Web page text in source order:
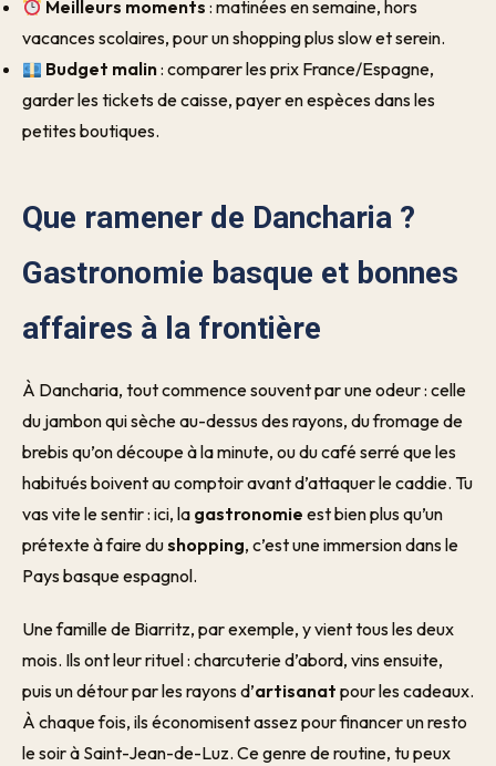
Meilleurs moments : matinées en semaine, hors
vacances scolaires, pour un shopping plus slow et serein.
Budget malin: comparer les prix France/Espagne,
garder les tickets de caisse, payer en espèces dans les
petites boutiques.
Que ramener de Dancharia ?
Gastronomie basque et bonnes
affaires à la frontière
À Dancharia, tout commence souvent par une odeur : celle
du jambon qui sèche au-dessus des rayons, du fromage de
brebis qu’on découpe à la minute, ou du café serré que les
habitués boivent au comptoir avant d’attaquer le caddie. Tu
vas vite le sentir : ici, la gastronomie est bien plus qu’un
prétexte à faire dushopping, c’est une immersion dans le
Pays basque espagnol.
Une famille de Biarritz, par exemple, y vient tous les deux
mois. Ils ont leur rituel : charcuterie d’abord, vins ensuite,
puis un détour par les rayons d’artisanat pour les cadeaux.
À chaque fois, ils économisent assez pour financer un resto
le soir à Saint-Jean-de-Luz. Ce genre de routine, tu peux